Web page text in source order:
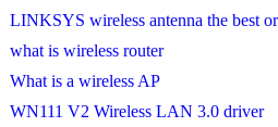
LINKSYS wireless antenna the best
what is wireless router
What is a wireless AP
WN111 V2 Wireless LAN 3.0 driver